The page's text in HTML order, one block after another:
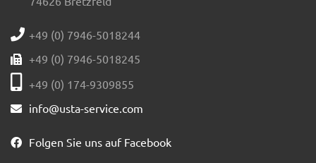
+49 (0) 7946-5018244
+49 (0) 7946-5018245
+49 (0) 174-9309855
info@usta-service.com
Folgen Sie uns auf Facebook